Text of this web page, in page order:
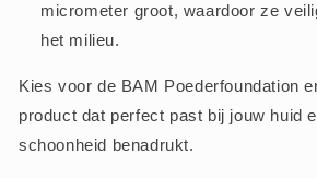
micrometer groot, waardoor ze
het milieu.
Kies voor de BAM Poederfoundation
product dat perfect past bij jouw huid
schoonheid benadrukt.